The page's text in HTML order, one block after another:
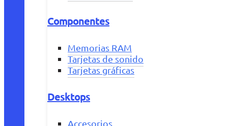
Componentes
Memorias RAM
Tarjetas de sonido
Tarjetas gráficas
Desktops
Accesorios